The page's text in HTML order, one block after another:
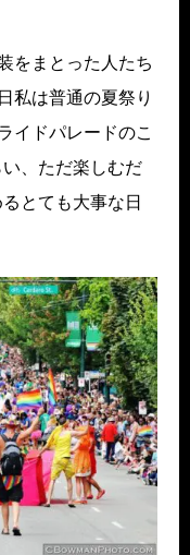
をまとった人たち
私は普通の夏祭り
イドパレードのこ
、ただ楽しむだ
とても大事な日